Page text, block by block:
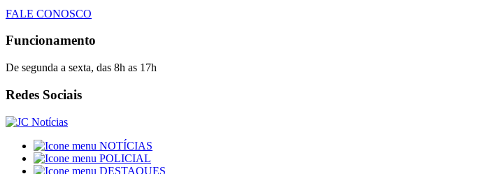
FALE CONOSCO
Funcionamento
De segunda a sexta, das 8h as 17h
Redes Sociais
NOTÍCIAS
POLICIAL
DESTAQUES